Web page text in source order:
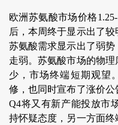
欧洲苏氨酸市场价格
后，本周终于显示出了较
苏氨酸需求显示出了弱
走弱。苏氨酸市场的物
少，市场终端短期观望
修，也同时宣布了涨价
Q4将又有新产能投放市
持怀疑态度，另一方面